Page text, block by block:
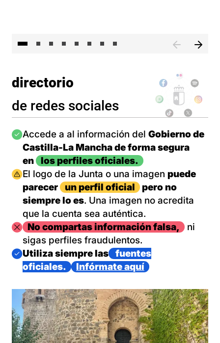
directorio
de redes sociales
Imagen
Accede a al información del Gobierno de
Castilla-La Mancha de forma segura
en
los perfiles oficiales.
Imagen
El logo de la Junta o una imagen puede
parecer
un perfil oficial
pero no
siempre lo es. Una imagen no acredita
que la cuenta sea auténtica.
ImagenNo compartas información falsa,
ni
sigas perfiles fraudulentos.
Imagen
Utiliza siempre las
fuentes
oficiales.
Infórmate aquí